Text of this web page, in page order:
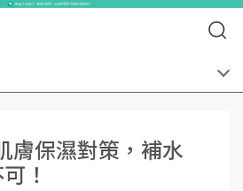
膚保濕對策，補水
！